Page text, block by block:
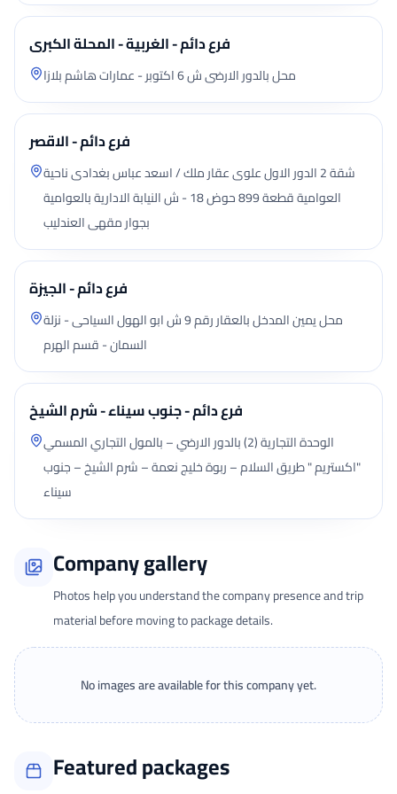
فرع دائم - الغربية - المحلة الكبرى
محل بالدور الارضى ش 6 اكتوبر - عمارات هاشم بلازا
فرع دائم - الاقصر
شقة 2 الدور الاول علوى عقار ملك / اسعد عباس بغدادى ناحية
العوامية قطعة 899 حوض 18 - ش النيابة الادارية بالعوامية
بجوار مقهى العندليب
فرع دائم - الجيزة
محل يمين المدخل بالعقار رقم 9 ش ابو الهول السياحى - نزلة
السمان - قسم الهرم
فرع دائم - جنوب سيناء - شرم الشيخ
الوحدة التجارية (2) بالدور الارضي – بالمول التجاري المسمي
"اكستريم " طريق السلام – ربوة خليج نعمة – شرم الشيخ – جنوب
سيناء
Company gallery
Photos help you understand the company presence and trip
material before moving to package details.
No images are available for this company yet.
Featured packages